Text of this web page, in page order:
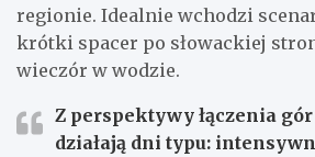
regionie. Idealnie wchodzi
krótki spacer po słowackiej
wieczór w wodzie.
Z perspektywy łączenia
działają dni typu: